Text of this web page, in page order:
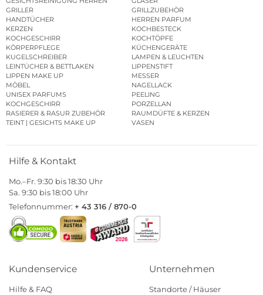
GRILLER
GRILLZUBEHÖR
HANDTÜCHER
HERREN PARFUM
KERZEN
KOCHBESTECK
KOCHGESCHIRR
KOCHTÖPFE
KÖRPERPFLEGE
KÜCHENGERÄTE
KUGELSCHREIBER
LAMPEN & LEUCHTEN
LEINTÜCHER & BETTLAKEN
LIPPENSTIFT
LIPPEN MAKE UP
MESSER
MÖBEL
NAGELLACK
UNISEX PARFUMS
PEELING
KOCHGESCHIRR
PORZELLAN
RASIERER & RASUR ZUBEHÖR
RAUMDÜFTE & KERZEN
TEINT | GESICHTS MAKE UP
VASEN
Hilfe & Kontakt
Mo.–Fr. 9:30 bis 18:30 Uhr
Sa. 9:30 bis 18:00 Uhr
Telefonnummer: + 43 316 / 870-0
Kundenservice
Hilfe & FAQ
Unternehmen
Standorte / Häuser